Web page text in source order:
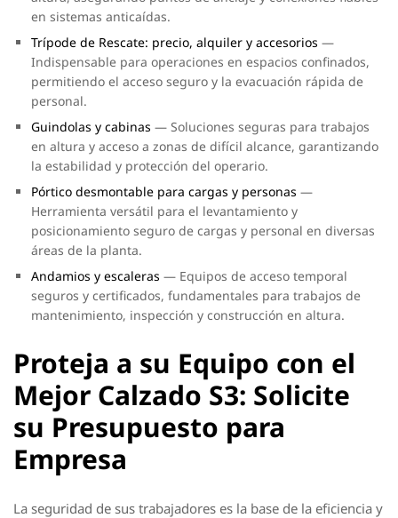
en sistemas anticaídas.
Trípode de Rescate: precio, alquiler y accesorios —
Indispensable para operaciones en espacios confinados,
permitiendo el acceso seguro y la evacuación rápida de
personal.
Guindolas y cabinas — Soluciones seguras para trabajos
en altura y acceso a zonas de difícil alcance, garantizando
la estabilidad y protección del operario.
Pórtico desmontable para cargas y personas —
Herramienta versátil para el levantamiento y
posicionamiento seguro de cargas y personal en diversas
áreas de la planta.
Andamios y escaleras — Equipos de acceso temporal
seguros y certificados, fundamentales para trabajos de
mantenimiento, inspección y construcción en altura.
Proteja a su Equipo con el
Mejor Calzado S3: Solicite
su Presupuesto para
Empresa
La seguridad de sus trabajadores es la base de la eficiencia y